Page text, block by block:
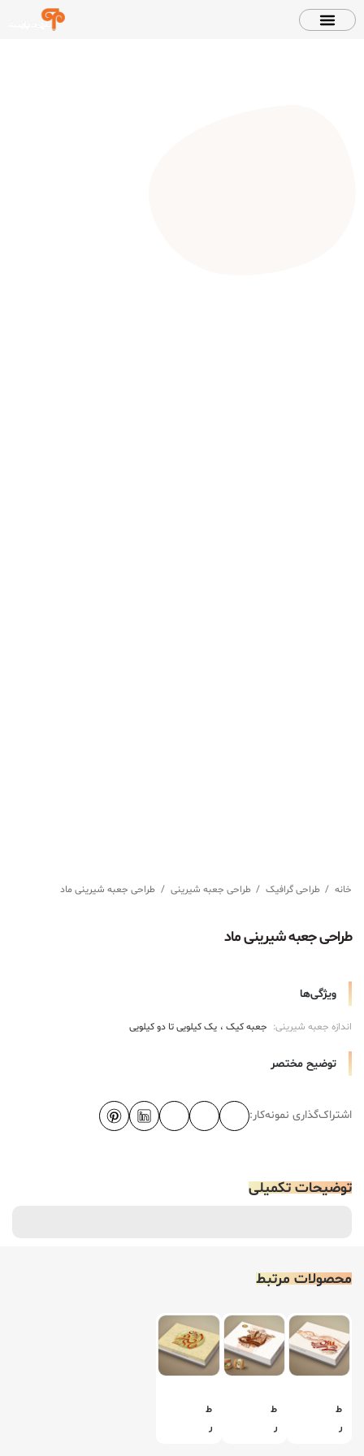
خانه / طراحی گرافیک / طراحی جعبه شیرینی / طراحی جعبه شیرینی ماد
توضیح مختصر
طراحی جعبه شیرینی ماد
ویژگی‌ها
اندازه جعبه شیرینی: جعبه کیک یک کیلویی تا دو کیلویی
اشتراک‌گذاری نمونه‌کار:
توضیحات تکمیلی
محصولات مرتبط
ط
ر
ط
ر
ط
ر